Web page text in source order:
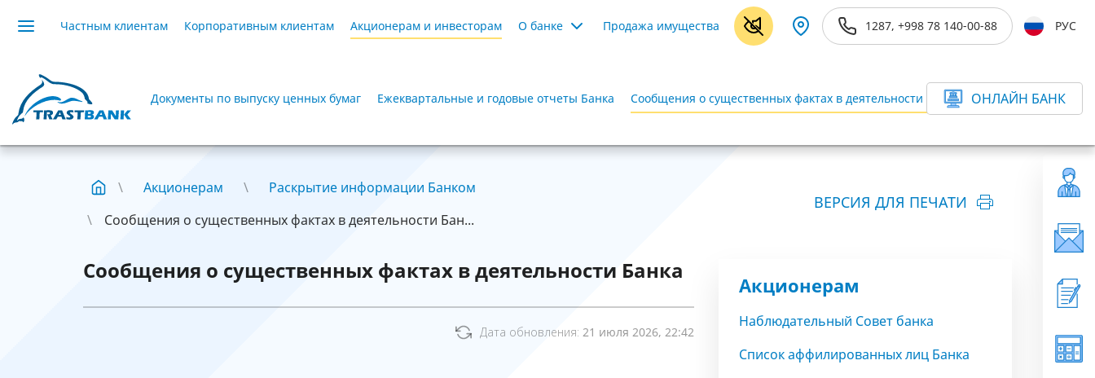
Частным клиентам Корпоративным клиентам Акционерам и инвесторам О банке Продажа имущества 1287, +998 78 140-00-88 РУС
Документы по выпуску ценных бумаг Ежеквартальные и годовые отчеты Банка Сообщения о существенных фактах в деятельности Банка ещё
ОНЛАЙН БАНК
Акционерам
Раскрытие информации Банком
Сообщения о существенных фактах в деятельности Бан...
ВЕРСИЯ ДЛЯ ПЕЧАТИ
Сообщения о существенных фактах в деятельности Банка
Дата обновления: 21 июля 2026, 22:42
Акционерам
Наблюдательный Совет банка
Список аффилированных лиц Банка